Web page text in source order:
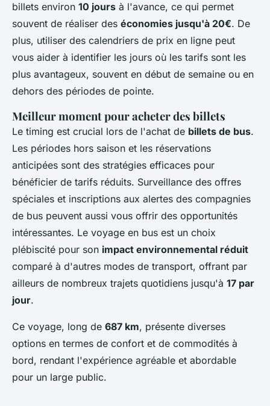
billets environ 10 jours à l'avance, ce qui permet
souvent de réaliser des économies jusqu'à 20€. De
plus, utiliser des calendriers de prix en ligne peut
vous aider à identifier les jours où les tarifs sont les
plus avantageux, souvent en début de semaine ou en
dehors des périodes de pointe.
Meilleur moment pour acheter des billets
Le timing est crucial lors de l'achat de billets de bus.
Les périodes hors saison et les réservations
anticipées sont des stratégies efficaces pour
bénéficier de tarifs réduits. Surveillance des offres
spéciales et inscriptions aux alertes des compagnies
de bus peuvent aussi vous offrir des opportunités
intéressantes. Le voyage en bus est un choix
plébiscité pour son impact environnemental réduit
comparé à d'autres modes de transport, offrant par
ailleurs de nombreux trajets quotidiens jusqu'à 17 par
jour.
Ce voyage, long de 687 km, présente diverses
options en termes de confort et de commodités à
bord, rendant l'expérience agréable et abordable
pour un large public.